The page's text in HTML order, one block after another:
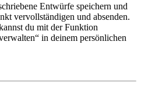
Entwürfe speichern und
vervollständigen und absenden.
du mit der Funktion
in deinem persönlichen